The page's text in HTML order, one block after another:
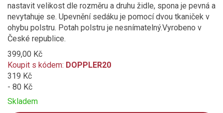
nastavit velikost dle rozměru a druhu židle, spona je pevná a
nevytahuje se. Upevnění sedáku je pomocí dvou tkaniček v
ohybu polstru. Potah polstru je nesnímatelný.Vyrobeno v
České republice.
399,00 Kč
Koupit s kódem: DOPPLER20
319 Kč
- 80 Kč
Skladem